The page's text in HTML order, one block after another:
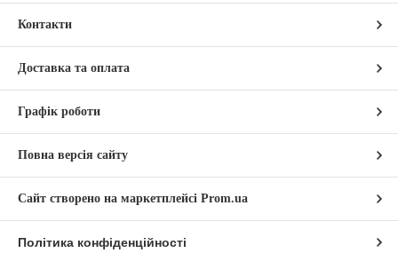
Контакти
Доставка та оплата
Графік роботи
Повна версія сайту
Сайт створено на маркетплейсі Prom.ua
Політика конфіденційності